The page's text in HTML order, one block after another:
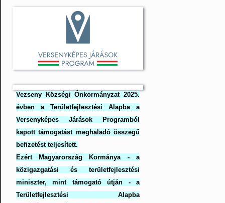
Vezseny Községi Önkormányzat 2025.
évben a Területfejlesztési Alapba a
Versenyképes Járások Programból
kapott támogatást meghaladó összegű
befizetést teljesített.
Ezért Magyarország Kormánya - a
közigazgatási és területfejlesztési
miniszter, mint támogató útján - a
Területfejlesztési Alapba